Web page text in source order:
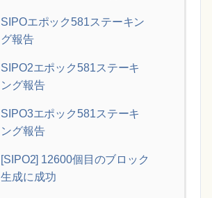
SIPOエポック581ステーキン
グ報告
SIPO2エポック581ステーキ
ング報告
SIPO3エポック581ステーキ
ング報告
[SIPO2] 12600個目のブロック
生成に成功